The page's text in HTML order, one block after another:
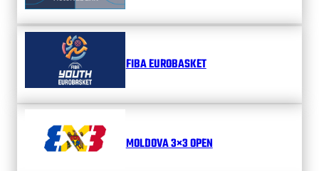
FIBA EUROBASKET
MOLDOVA 3×3 OPEN